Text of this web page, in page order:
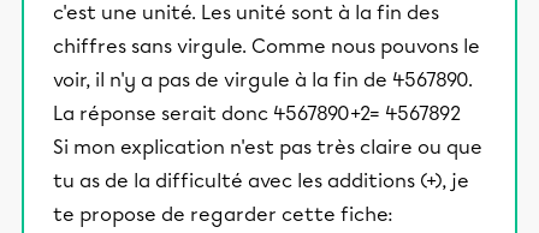
c'est une unité. Les unité sont à la fin des
chiffres sans virgule. Comme nous pouvons le
voir, il n'y a pas de virgule à la fin de 4567890.
La réponse serait donc 4567890+2= 4567892
Si mon explication n'est pas très claire ou que
tu as de la difficulté avec les additions (+), je
te propose de regarder cette fiche: